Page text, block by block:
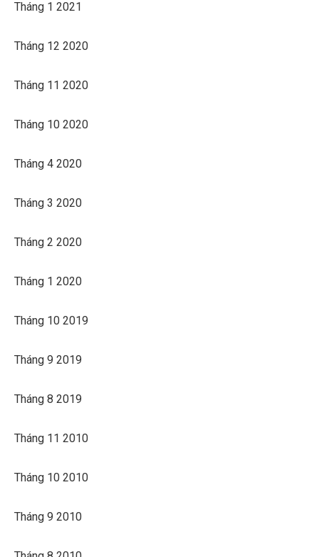
Tháng 1 2021
Tháng 12 2020
Tháng 11 2020
Tháng 10 2020
Tháng 4 2020
Tháng 3 2020
Tháng 2 2020
Tháng 1 2020
Tháng 10 2019
Tháng 9 2019
Tháng 8 2019
Tháng 11 2010
Tháng 10 2010
Tháng 9 2010